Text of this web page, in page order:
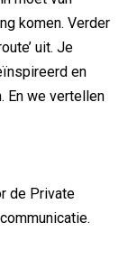
komen. Verder
uit. Je
en
En we vertellen
de Private